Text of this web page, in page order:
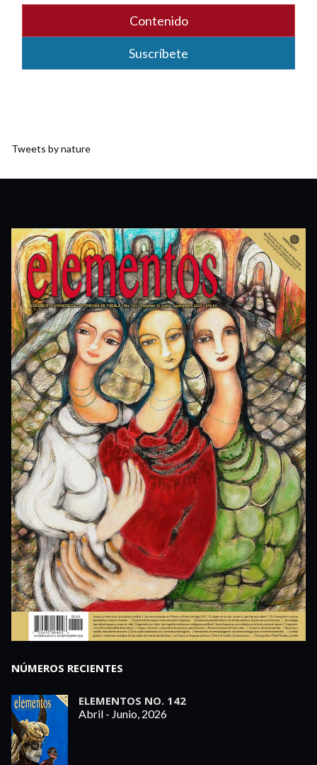
Contenido
Suscríbete
Tweets by nature
NÚMEROS RECIENTES
ELEMENTOS NO. 142
Abril - Junio, 2026